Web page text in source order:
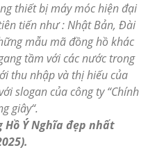
thiết bị máy móc hiện đại
tiến như : Nhật Bản, Đài
mẫu mã đồng hồ khác
tầm với các nước trong
thu nhập và thị hiếu của
slogan của công ty “Chính
giây“.
Ý Nghĩa đẹp nhất